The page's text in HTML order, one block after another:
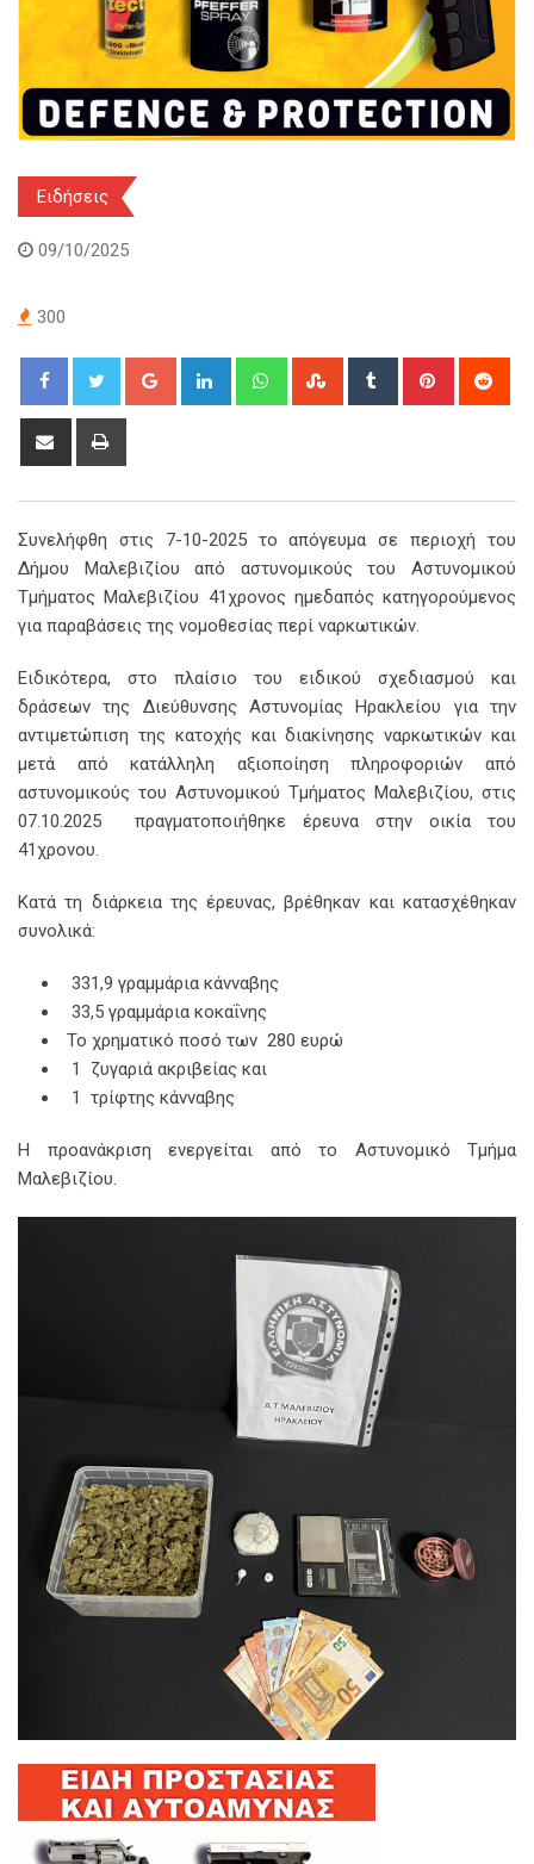
Ειδήσεις
09/10/2025
300
Google+ LinkedIn WhatsappStumbleUpon
Tumblr Pinterest
Share
Συνελήφθη στις 7-10-2025 το απόγευμα σε περιοχή του
Δήμου Μαλεβιζίου από αστυνομικούς του Αστυνομικού
Τμήματος Μαλεβιζίου 41χρονος ημεδαπός κατηγορούμενος
για παραβάσεις της νομοθεσίας περί ναρκωτικών.
Ειδικότερα, στο πλαίσιο του ειδικού σχεδιασμού και
δράσεων της Διεύθυνσης Αστυνομίας Ηρακλείου για την
αντιμετώπιση της κατοχής και διακίνησης ναρκωτικών και
μετά από κατάλληλη αξιοποίηση πληροφοριών από
αστυνομικούς του Αστυνομικού Τμήματος Μαλεβιζίου, στις
07.10.2025 πραγματοποιήθηκε έρευνα στην οικία του
41χρονου.
Κατά τη διάρκεια της έρευνας, βρέθηκαν και κατασχέθηκαν
συνολικά:
331,9 γραμμάρια κάνναβης
33,5 γραμμάρια κοκαΐνης
Το χρηματικό ποσό των 280 ευρώ
1 ζυγαριά ακριβείας και
1 τρίφτης κάνναβης
Η προανάκριση ενεργείται από το Αστυνομικό Τμήμα
Μαλεβιζίου.